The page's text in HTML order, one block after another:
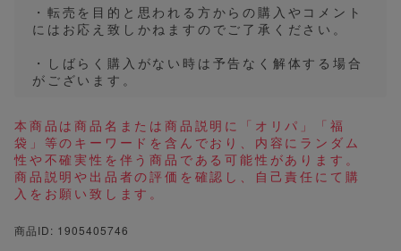
・転売を目的と思われる方からの購入やコメント
にはお応え致しかねますのでご了承ください。
・しばらく購入がない時は予告なく解体する場合
がございます。
本商品は商品名または商品説明に「オリパ」「福
袋」等のキーワードを含んでおり、内容にランダム
性や不確実性を伴う商品である可能性があります。
商品説明や出品者の評価を確認し、自己責任にて購
入をお願い致します。
商品ID: 1905405746